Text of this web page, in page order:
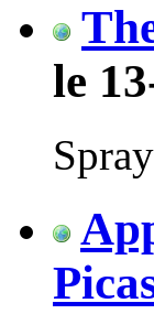
le